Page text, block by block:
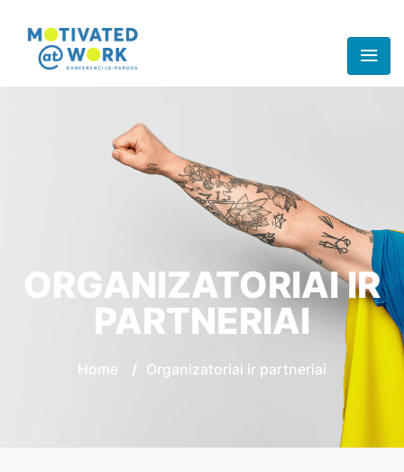
ORGANIZATORIAI IR
PARTNERIAI
Home / Organizatoriai ir partneriai